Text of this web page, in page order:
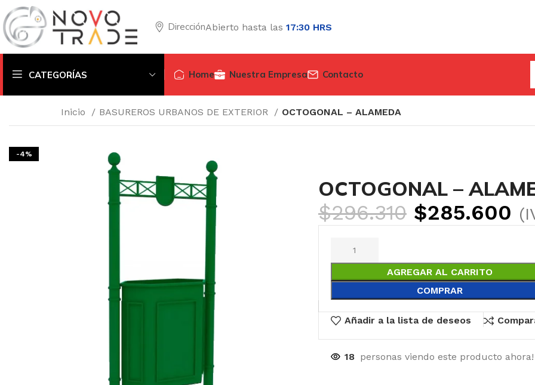
DirecciónAbierto hasta las 17:30 HRS
CATEGORÍAS Home Nuestra Empresa Contacto
Inicio BASUREROS URBANOS DE EXTERIOR OCTOGONAL – ALAMEDA
-4%
OCTOGONAL –
$296.310 $285.600
AGREGAR AL CARRITO
COMPRAR
Añadir a la lista de deseos
18 personas viendo este producto ahora!